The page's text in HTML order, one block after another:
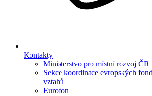
Kontakty
Ministerstvo pro místní rozvoj ČR
Sekce koordinace evropských
vztahů
Eurofon